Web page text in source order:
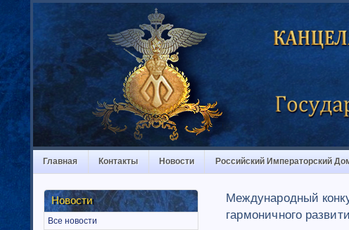
Главная Контакты Новости Российский Императорский
Новости
Все новости
Международный
гармоничного